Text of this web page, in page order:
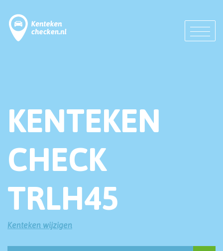
KENTEKEN
CHECK
TRLH45
Kenteken wijzigen